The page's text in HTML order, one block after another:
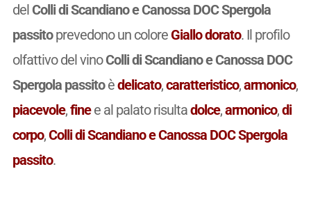
delColli di Scandiano e Canossa DOC Spergola
passitoprevedono un colore Giallo dorato. Il profilo
olfattivo del vinoColli di Scandiano e Canossa DOC
Spergola passitoèdelicato,caratteristico,armonico,
piacevole,finee al palato risultadolce,armonico,di
corpo,Colli di Scandiano e Canossa DOC Spergola
passito.